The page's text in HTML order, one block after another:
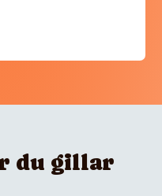
du gillar